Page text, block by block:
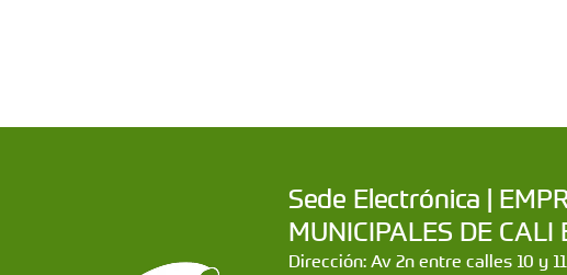
Sede Electrónica |
MUNICIPALES DE CALI
Dirección: Av 2n entre calles 10 y